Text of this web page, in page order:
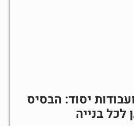
יסוד: הבסיס
לכל בנייה